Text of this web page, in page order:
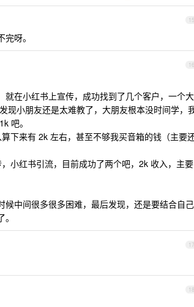
15
呀。
16
在小红书上宣传，成功找到了几个客户，一个大
现小朋友还是太难教了，大朋友根本没时间学，
吧。
下来有 2k 左右，甚至不够我买音箱的钱（主要
小红书引流，目前成功了两个吧，2k 收入，主要
中间很多很多困难，最后发现，还是要结合自己
17
18